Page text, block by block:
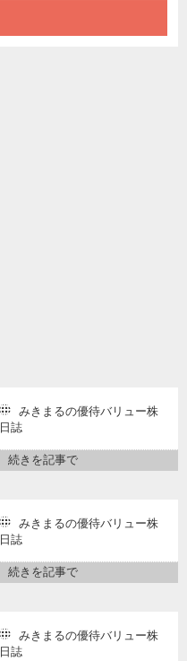
みきまるの優待バリュー株
日誌
続きを記事で
みきまるの優待バリュー株
日誌
続きを記事で
みきまるの優待バリュー株
日誌